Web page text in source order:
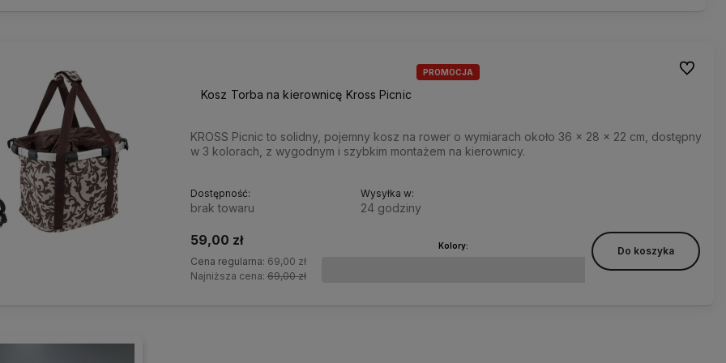
PROMOCJA
Kosz Torba na kierownicę Kross Picnic
KROSS Picnic to solidny, pojemny kosz na rower o wymiarach około 36 × 28 × 22 cm, dostępny
w 3 kolorach, z wygodnym i szybkim montażem na kierownicy.
Dostępność:
brak towaru
Wysyłka w:
24 godziny
59,00 zł
Cena regularna: 69,00 zł
Najniższa cena:69,00 zł
Kolory: Do koszyka
Do